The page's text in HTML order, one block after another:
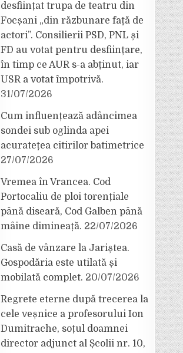
desființat trupa de teatru din
Focșani „din răzbunare față de
actori”. Consilierii PSD, PNL și
FD au votat pentru desființare,
în timp ce AUR s-a abținut, iar
USR a votat împotrivă.
31/07/2026
Cum influențează adâncimea
sondei sub oglinda apei
acuratețea citirilor batimetrice
27/07/2026
Vremea în Vrancea. Cod
Portocaliu de ploi torențiale
până diseară, Cod Galben până
mâine dimineață. 22/07/2026
Casă de vânzare la Jariștea.
Gospodăria este utilată și
mobilată complet. 20/07/2026
Regrete eterne după trecerea la
cele veșnice a profesorului Ion
Dumitrache, soțul doamnei
director adjunct al Școlii nr. 10,